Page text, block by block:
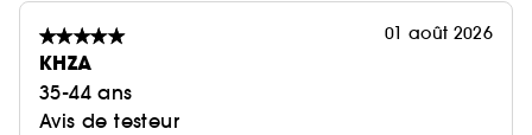
01 août 2026
KHZA
35-44 ans
Avis de testeur